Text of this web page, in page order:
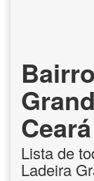
Ceará
Lista de
Ladeira